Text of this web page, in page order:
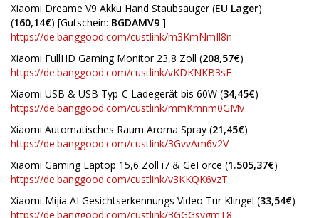
Xiaomi Dreame V9 Akku Hand Staubsauger (EU Lager)
(160,14€) [Gutschein: BGDAMV9 ]
https://de.banggood.com/custlink/m3KmNmIl8n
Xiaomi FullHD Gaming Monitor 23,8 Zoll (208,57€)
https://de.banggood.com/custlink/vKDKNKB3sF
Xiaomi USB & USB Typ-C Ladegerät bis 60W (34,45€)
https://de.banggood.com/custlink/mmKmnm0GMv
Xiaomi Automatisches Raum Aroma Spray (21,45€)
https://de.banggood.com/custlink/3GvvAm6v2V
Xiaomi Gaming Laptop 15,6 Zoll i7 & GeForce (1.505,37€)
https://de.banggood.com/custlink/v3KKQK6vzT
Xiaomi Mijia AI Gesichtserkennungs Video Tür Klingel (33,54€)
https://de.banggood.com/custlink/3GGGsvgmT8